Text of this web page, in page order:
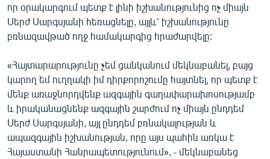
որ օրակարգում պետք է լինի իշխանությունից ոչ միայն
Սերժ Սարգսյանի հեռացնելը, այլև՝ իշխանությունը
բռնազավթած ողջ համակարգից հրաժարվելը:
«Հայտարարությունը չեմ ցանկանում մեկնաբանել, բայց
կարող եմ ուղղակի իմ դիրքորոշումը հայտնել, որ պետք է
մենք առաջնորդվենք ազգային գաղափարախոսությամբ
և իրականացնենք ազգային շարժում ոչ միայն ընդդեմ
Սերժ Սարգսյանի, այլ ընդդեմ բռնակալության և
ապազգային իշխանության, որը այս պահին առկա է
Հայաստանի Հանրապետությունում», ֊ մեկնաբանեց